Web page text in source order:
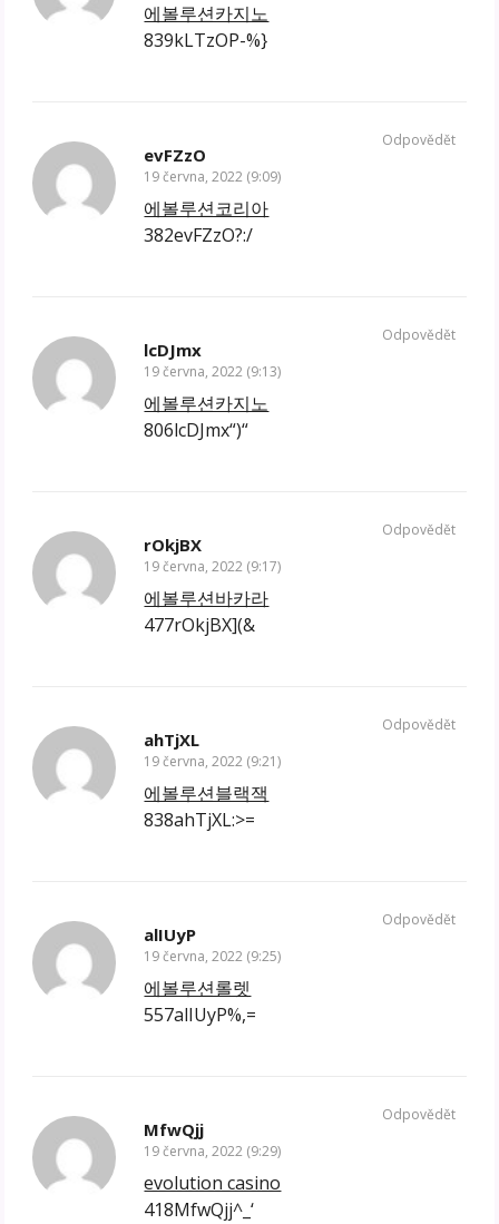
에볼루션카지노
839kLTzOP-%}
evFZzO
19 června, 2022 (9:09)
에볼루션코리아
382evFZzO?:/
Odpovědět
lcDJmx
19 června, 2022 (9:13)
에볼루션카지노
806lcDJmx“)“
Odpovědět
rOkjBX
19 června, 2022 (9:17)
에볼루션바카라
477rOkjBX](&
Odpovědět
ahTjXL
19 června, 2022 (9:21)
에볼루션블랙잭
838ahTjXL:>=
Odpovědět
alIUyP
19 června, 2022 (9:25)
에볼루션롤렛
557alIUyP%,=
Odpovědět
MfwQjj
19 června, 2022 (9:29)
evolution casino
418MfwQjj^_‘
Odpovědět